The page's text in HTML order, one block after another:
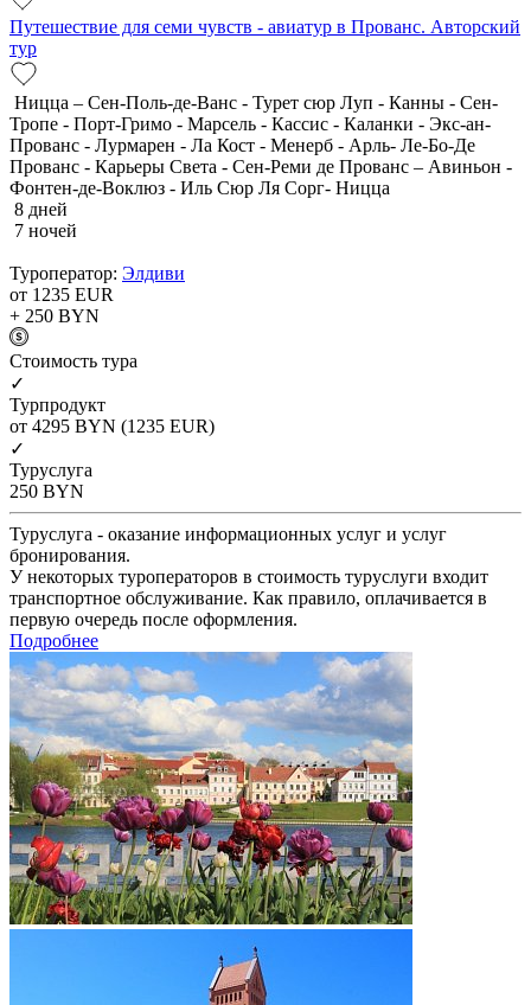
Путешествие для семи чувств - авиатур в Прованс. Авторский
тур
Ницца – Сен-Поль-де-Ванс - Турет сюр Луп - Канны - Сен-
Тропе - Порт-Гримо - Марсель - Кассис - Каланки - Экс-ан-
Прованс - Лурмарен - Ла Кост - Менерб - Арль- Ле-Бо-Де
Прованс - Карьеры Света - Сен-Реми де Прованс – Авиньон -
Фонтен-де-Воклюз - Иль Сюр Ля Сорг- Ницца
8 дней
7 ночей
Туроператор: Элдиви
от 1235 EUR
+ 250 BYN
Cтоимость тура
✓
Турпродукт
от 4295 BYN (1235 EUR)
✓
Туруслуга
250 BYN
Туруслуга - оказание информационных услуг и услуг
бронирования.
У некоторых туроператоров в стоимость туруслуги входит
транспортное обслуживание. Как правило, оплачивается в
первую очередь после оформления.
Подробнее